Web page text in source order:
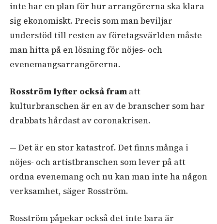
inte har en plan för hur arrangörerna ska klara
sig ekonomiskt. Precis som man beviljar
understöd till resten av företagsvärlden måste
man hitta på en lösning för nöjes- och
evenemangsarrangörerna.
Rosström lyfter också fram att
kulturbranschen är en av de branscher som har
drabbats hårdast av coronakrisen.
— Det är en stor katastrof. Det finns många i
nöjes- och artistbranschen som lever på att
ordna evenemang och nu kan man inte ha någon
verksamhet, säger Rosström.
Rosström påpekar också det inte bara är